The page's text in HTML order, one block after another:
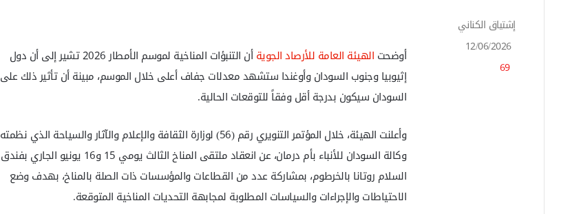
أوضحت الهيئة العامة للأرصاد الجوية
أن التنبؤات المناخية لموسم الأمطار 2026 تشير إلى أن دول
إثيوبيا وجنوب السودان وأوغندا ستشهد معدلات جفاف أعلى خلال الموسم، مبينة أن تأثير ذلك على
السودان سيكون بدرجة أقل وفقاً للتوقعات الحالية.
وأعلنت الهيئة، خلال المؤتمر التنويري رقم (56) لوزارة الثقافة والإعلام والآثار والسياحة الذي نظمته
وكالة السودان للأنباء بأم درمان، عن انعقاد ملتقى المناخ الثالث يومي 15 و16 يونيو الجاري بفندق
السلام روتانا بالخرطوم، بمشاركة عدد من القطاعات والمؤسسات ذات الصلة بالمناخ، بهدف وضع
الاحتياطات والإجراءات والسياسات المطلوبة لمجابهة التحديات المناخية المتوقعة.
إشتياق الكناني
12/06/2026
69